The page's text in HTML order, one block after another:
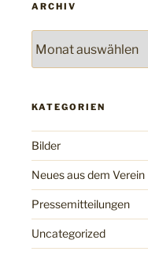
ARCHIV
KATEGORIEN
Bilder
Neues aus dem Verein
Pressemitteilungen
Uncategorized